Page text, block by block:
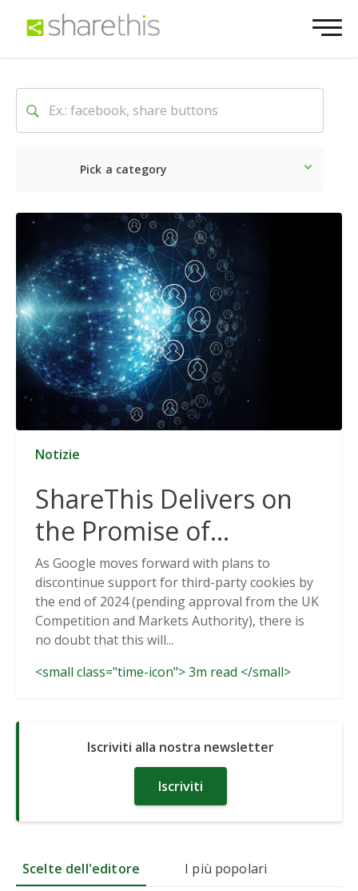
Pick a category
Ultime notizie Sociale
Notizie
ShareThis Delivers on
the Promise of
Cookieless Data
Solutions
As Google moves forward with plans to
discontinue support for third-party cookies by
the end of 2024 (pending approval from the UK
Competition and Markets Authority), there is
no doubt that this will...
<small class="time-icon"> 3m read </small>
Iscriviti alla nostra newsletter
Iscriviti
Scelte dell'editore I più popolari